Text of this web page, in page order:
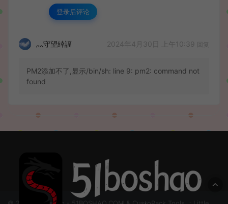
登录后评论
灬守望緈諨 2024年4月30日 上午10:39 回复
PM2添加不了,显示/bin/sh: line 9: pm2: command not
found